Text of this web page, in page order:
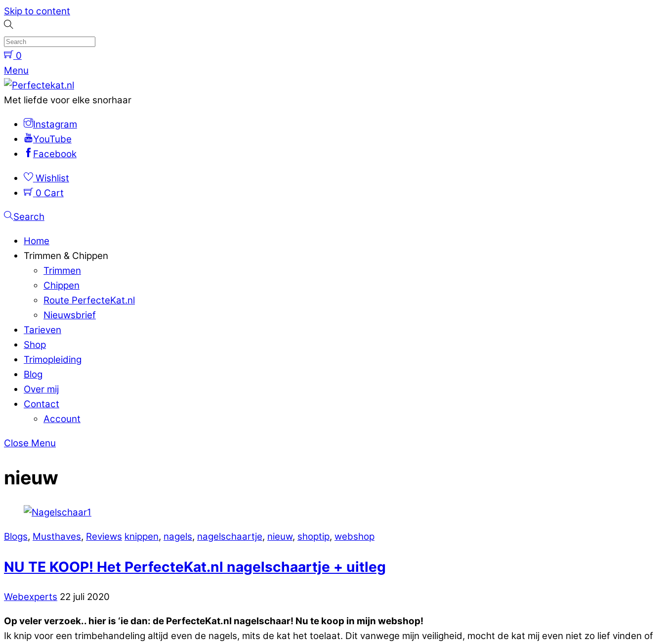
Skip to content
0
Menu
Met liefde voor elke snorhaar
Instagram
YouTube
Facebook
Wishlist
0 Cart
Search
Home
Trimmen & Chippen
Trimmen
Chippen
Route PerfecteKat.nl
Nieuwsbrief
Tarieven
Shop
Trimopleiding
Blog
Over mij
Contact
Account
Close Menu
nieuw
Blogs, Musthaves, Reviews knippen, nagels, nagelschaartje, nieuw, shoptip, webshop
NU TE KOOP! Het PerfecteKat.nl nagelschaartje + uitleg
Webexperts 22 juli 2020
Op veler verzoek.. hier is ‘ie dan: de PerfecteKat.nl nagelschaar! Nu te koop in mijn webshop!
Ik knip voor een trimbehandeling altijd even de nagels, mits de kat het toelaat. Dit vanwege mijn veiligheid, mocht de kat mij even niet zo lief vinden of